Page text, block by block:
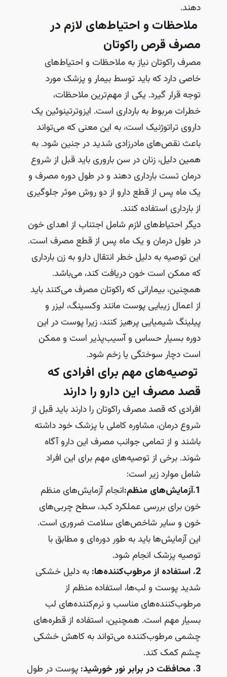
دهند.
ملاحظات و احتیاط‌های لازم در
مصرف قرص راکوتان
مصرف راکوتان نیاز به ملاحظات و احتیاط‌های
خاصی دارد که باید توسط بیمار و پزشک مورد
توجه قرار گیرد. یکی از مهم‌ترین ملاحظات،
خطرات مربوط به بارداری است. ایزوترتینوئین یک
داروی تراتوژنیک است، به این معنی که می‌تواند
باعث نقص‌های مادرزادی شدید در جنین شود. به
همین دلیل، زنان در سن باروری باید قبل از شروع
درمان تست بارداری دهند و در طول دوره مصرف و
یک ماه پس از قطع دارو از دو روش موثر جلوگیری
از بارداری استفاده کنند.
دیگر احتیاط‌های لازم شامل اجتناب از اهدای خون
در طول درمان و یک ماه پس از قطع مصرف است.
این توصیه به دلیل خطر انتقال دارو به زن بارداری
که ممکن است خون دریافت کند، می‌باشد.
همچنین، بیمارانی که راکوتان مصرف می‌کنند باید
از اعمال زیبایی پوست مانند وکسینگ، لیزر و
پیلینگ شیمیایی پرهیز کنند، زیرا پوست در این
دوره بسیار حساس و آسیب‌پذیر است و ممکن
است دچار سوختگی یا زخم شود.
توصیه‌های مهم برای افرادی که
قصد مصرف این دارو را دارند
افرادی که قصد مصرف راکوتان را دارند باید قبل از
شروع درمان، مشاوره کاملی با پزشک خود داشته
باشند و از تمامی جوانب مصرف این دارو آگاه
شوند. برخی از توصیه‌های مهم برای این افراد
شامل موارد زیر است:
1.آزمایش‌های منظم:
انجام آزمایش‌های منظم
خون برای بررسی عملکرد کبد، سطح چربی‌های
خون و سایر شاخص‌های سلامت ضروری است.
این آزمایش‌ها باید به طور دوره‌ای و مطابق با
توصیه پزشک انجام شود.
2. استفاده از مرطوب‌کننده‌ها:
به دلیل خشکی
شدید پوست و لب‌ها، استفاده منظم از
مرطوب‌کننده‌های مناسب و نرم‌کننده‌های لب
بسیار مهم است. همچنین، استفاده از قطره‌های
چشمی مرطوب‌کننده می‌تواند به کاهش خشکی
چشم کمک کند.
3. محافظت در برابر نور خورشید:
پوست در طول